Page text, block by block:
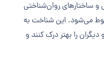
و ساختارهای روان‌شناختی
می‌شود. این شناخت به
را بهتر درک کنند و